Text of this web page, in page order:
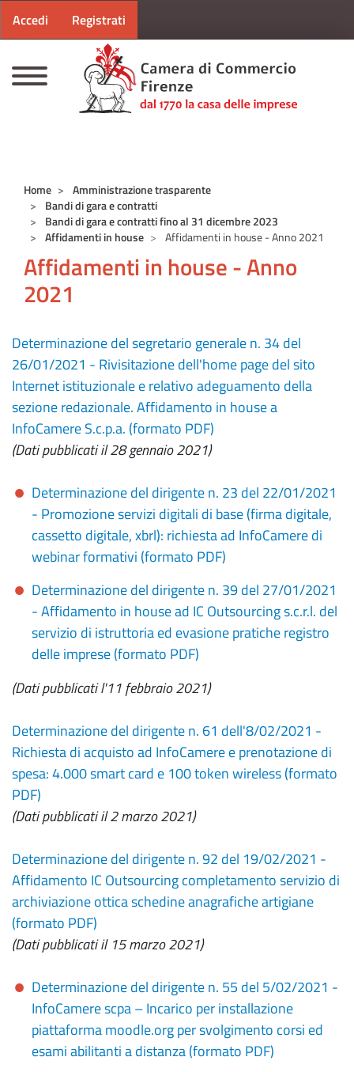
Menu profilo utente
Accedi Registrati
Home
Amministrazione trasparente
Bandi di gara e contratti
Bandi di gara e contratti fino al 31 dicembre 2023
Affidamenti in house
Affidamenti in house - Anno 2021
Affidamenti in house - Anno
2021
Determinazione del segretario generale n. 34 del
26/01/2021 - Rivisitazione dell'home page del sito
Internet istituzionale e relativo adeguamento della
sezione redazionale. Affidamento in house a
InfoCamere S.c.p.a. (formato PDF)
(Dati pubblicati il 28 gennaio 2021)
Determinazione del dirigente n. 23 del 22/01/2021
- Promozione servizi digitali di base (firma digitale,
cassetto digitale, xbrl): richiesta ad InfoCamere di
webinar formativi (formato PDF)
Determinazione del dirigente n. 39 del 27/01/2021
- Affidamento in house ad IC Outsourcing s.c.r.l. del
servizio di istruttoria ed evasione pratiche registro
delle imprese (formato PDF)
(Dati pubblicati l'11 febbraio 2021)
Determinazione del dirigente n. 61 dell'8/02/2021 -
Richiesta di acquisto ad InfoCamere e prenotazione di
spesa: 4.000 smart card e 100 token wireless (formato
PDF)
(Dati pubblicati il 2 marzo 2021)
Determinazione del dirigente n. 92 del 19/02/2021 -
Affidamento IC Outsourcing completamento servizio di
archiviazione ottica schedine anagrafiche artigiane
(formato PDF)
(Dati pubblicati il 15 marzo 2021)
Determinazione del dirigente n. 55 del 5/02/2021 -
InfoCamere scpa – Incarico per installazione
piattaforma moodle.org per svolgimento corsi ed
esami abilitanti a distanza (formato PDF)